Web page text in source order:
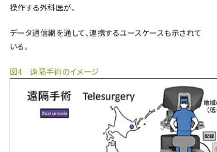
操作する外科医が、
データ通信網を通して、連携するユースケースも示されて
いる。
図4 遠隔手術のイメージ